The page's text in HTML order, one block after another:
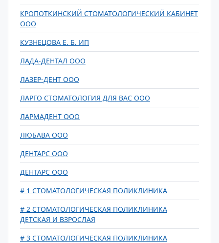
КРОПОТКИНСКИЙ СТОМАТОЛОГИЧЕСКИЙ КАБИНЕТ
ООО
КУЗНЕЦОВА Е. Б. ИП
ЛАДА-ДЕНТАЛ ООО
ЛАЗЕР-ДЕНТ ООО
ЛАРГО СТОМАТОЛОГИЯ ДЛЯ ВАС ООО
ЛАРМАДЕНТ ООО
ЛЮБАВА ООО
ДЕНТАРС ООО
ДЕНТАРС ООО
# 1 СТОМАТОЛОГИЧЕСКАЯ ПОЛИКЛИНИКА
# 2 СТОМАТОЛОГИЧЕСКАЯ ПОЛИКЛИНИКА
ДЕТСКАЯ И ВЗРОСЛАЯ
# 3 СТОМАТОЛОГИЧЕСКАЯ ПОЛИКЛИНИКА